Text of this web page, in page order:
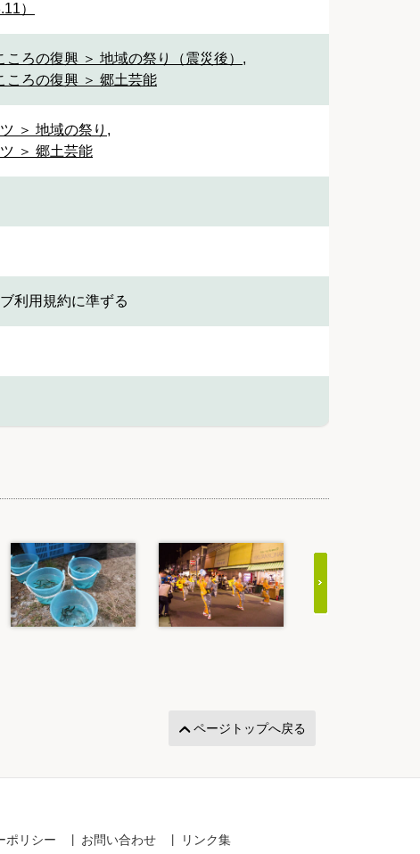
）
ろの復興 ＞ 地域の祭り（震災後） ,
ころの復興 ＞ 郷土芸能
＞ 地域の祭り ,
＞ 郷土芸能
利用規約に準ずる
ページトップへ戻る
ポリシー お問い合わせ リンク集